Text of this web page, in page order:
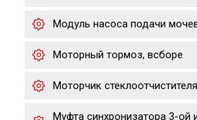
Модуль насоса подачи
Моторный тормоз, всборе
Моторчик
Муфта синхронизатора 3-ой